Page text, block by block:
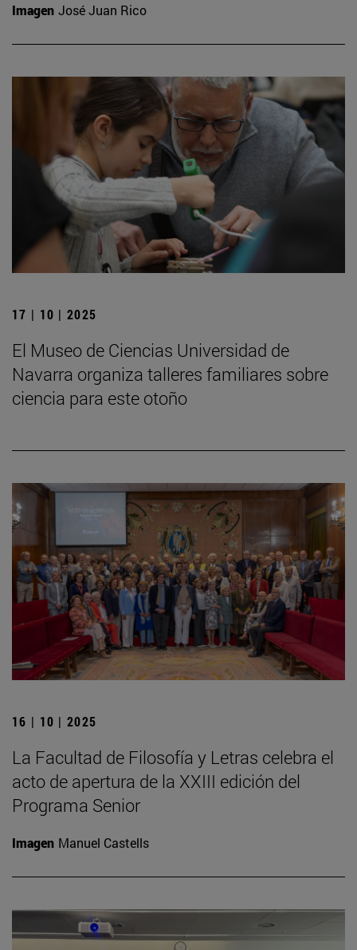
Imagen José Juan Rico
17 | 10 | 2025
El Museo de Ciencias Universidad de
Navarra organiza talleres familiares sobre
ciencia para este otoño
16 | 10 | 2025
La Facultad de Filosofía y Letras celebra el
acto de apertura de la XXIII edición del
Programa Senior
Imagen Manuel Castells